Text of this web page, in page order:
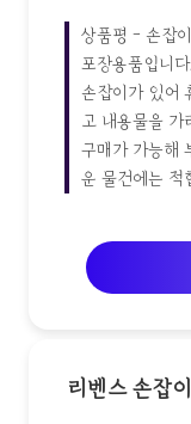
상품평 - 손잡
포장용품입니
손잡이가 있어
고 내용물을 가
구매가 가능해
운 물건에는 적
리벤스 손잡